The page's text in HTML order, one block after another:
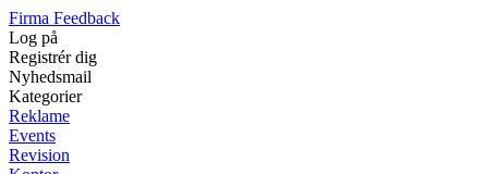
Firma Feedback
Log på
Registrér dig
Nyhedsmail
Kategorier
Reklame
Events
Revision